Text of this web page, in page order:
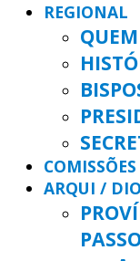
REGIONAL
ARQUI /